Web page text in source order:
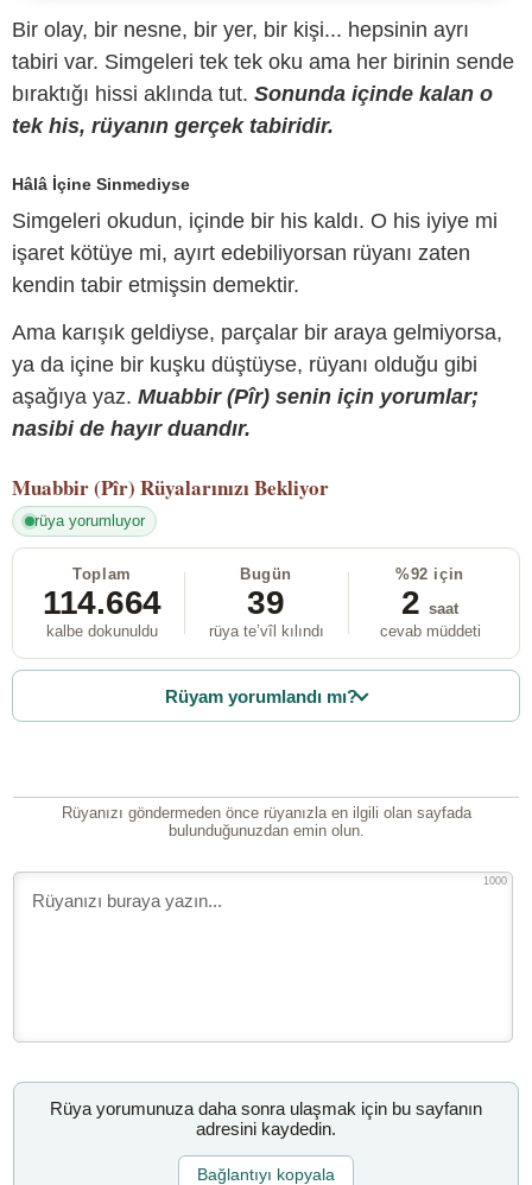
Bir olay, bir nesne, bir yer, bir kişi... hepsinin ayrı
tabiri var. Simgeleri tek tek oku ama her birinin sende
bıraktığı hissi aklında tut. Sonunda içinde kalan o
tek his, rüyanın gerçek tabiridir.
Hâlâ İçine Sinmediyse
Simgeleri okudun, içinde bir his kaldı. O his iyiye mi
işaret kötüye mi, ayırt edebiliyorsan rüyanı zaten
kendin tabir etmişsin demektir.
Ama karışık geldiyse, parçalar bir araya gelmiyorsa,
ya da içine bir kuşku düştüyse, rüyanı olduğu gibi
aşağıya yaz. Muabbir (Pîr) senin için yorumlar;
nasibi de hayır duandır.
Muabbir (Pîr) Rüyalarınızı Bekliyor
rüya yorumluyor
Toplam
114.664
kalbe dokunuldu
Bugün
39
rüya te’vîl kılındı
%92 için
2 saat
cevab müddeti
Rüyam yorumlandı mı?
Rüyanızı göndermeden önce rüyanızla en ilgili olan sayfada
bulunduğunuzdan emin olun.
1000
Rüya yorumunuza daha sonra ulaşmak için bu sayfanın
adresini kaydedin.
Bağlantıyı kopyala